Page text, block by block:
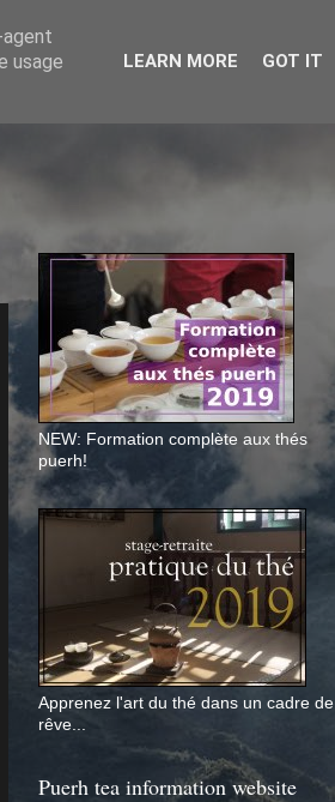
NEW: Formation complète aux thés
puerh!
Apprenez l'art du thé dans un cadre de
rêve...
Puerh tea information website
usage
LEARN MORE GOT IT